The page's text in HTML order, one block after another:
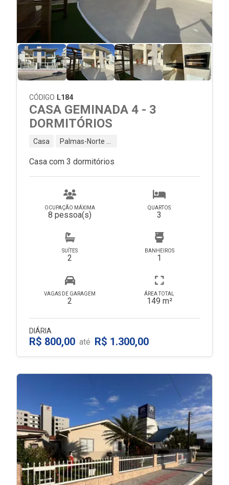
CÓDIGO L184
CASA GEMINADA 4 - 3
DORMITÓRIOS
Casa
Casa com 3 dormitórios
OCUPAÇÃO MÁXIMA
8 pessoa(s)
QUARTOS
3
SUÍTES
2
BANHEIROS
1
VAGAS DE GARAGEM
2
ÁREA TOTAL
149 m²
DIÁRIA
R$ 800,00 até R$ 1.300,00